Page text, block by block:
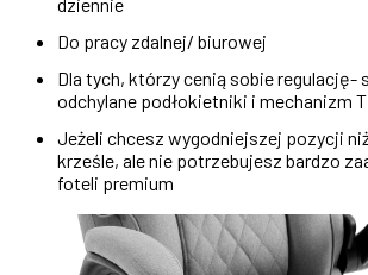
Do pracy zdalnej/ biurowej
Dla tych, którzy cenią sobie regulację-
odchylane podłokietniki i mechanizm
Jeżeli chcesz wygodniejszej pozycji
krześle, ale nie potrzebujesz bardzo
foteli premium